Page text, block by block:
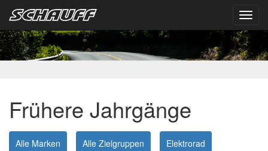
Frühere Jahrgänge
Alle Marken Alle Zielgruppen Elektrorad